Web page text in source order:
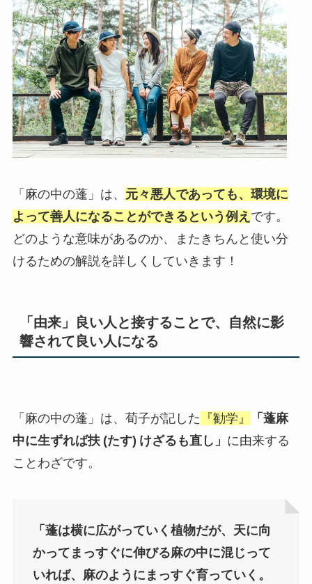
「麻の中の蓬」は、 元々悪人であっても、環境に
よって善人になることができるという例え です。
どのような意味があるのか、またきちんと使い分
けるための解説を詳しくしていきます！
「由来」良い人と接することで、自然に影
響されて良い人になる
「麻の中の蓬」は、荀子が記した 『勧学』
「蓬麻
中に生ずれば扶(たす) けざるも直し」 に由来する
ことわざです。
「蓬は横に広がっていく植物だが、天に向
かってまっすぐに伸びる麻の中に混じって
いれば、麻のようにまっすぐ育っていく。